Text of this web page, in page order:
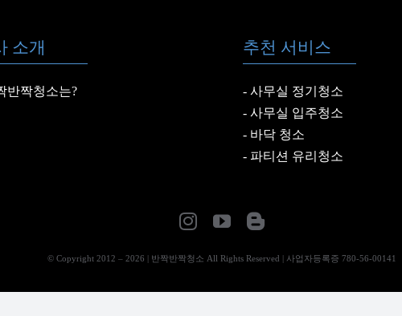
소개
반짝청소는?
추천 서비스
사무실 정기청소
사무실 입주청소
바닥 청소
파티션 유리청소
© Copyright 2012 – 2026 | 반짝반짝청소 All Rights Reserved | 사업자등록증 780-56-00141